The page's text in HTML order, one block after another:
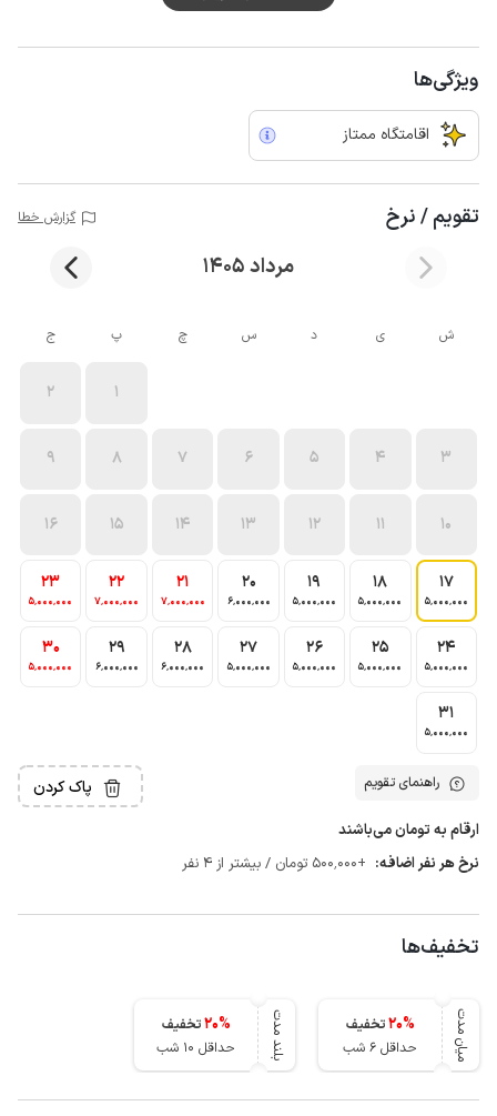
ویژگی‌ها
اقامتگاه ممتاز
تقویم / نرخ گزارش خطا
مرداد 1405
ش ی د س چ پ ج
1
2
3
4
5
6
7
8
9
10
11
12
13
14
15
16
17
5٬000٬000
18
5٬000٬000
19
5٬000٬000
20
6٬000٬000
21
7٬000٬000
22
7٬000٬000
23
5٬000٬000
24
5٬000٬000
25
5٬000٬000
26
5٬000٬000
27
5٬000٬000
28
6٬000٬000
29
6٬000٬000
30
5٬000٬000
31
5٬000٬000
راهنمای تقویم پاک کردن
ارقام به تومان می‌باشند
نرخ هر نفر اضافه: +500٬000 تومان / بیشتر از 4 نفر
تخفیف‌ها
میان مدت 20%
تخفیف
حداقل 6 شب
بلند مدت 20%
تخفیف
حداقل 10 شب